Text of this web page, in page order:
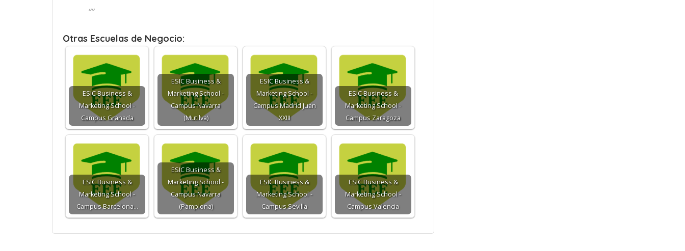
“”
Otras Escuelas de Negocio:
ESIC Business &
Marketing School -
Campus Granada
ESIC Business &
Marketing School -
Campus Navarra
(Mutilva)
ESIC Business &
Marketing School -
Campus Madrid Juan
XXIII
ESIC Business &
Marketing School -
Campus Zaragoza
ESIC Business &
Marketing School -
Campus Barcelona…
ESIC Business &
Marketing School -
Campus Navarra
(Pamplona)
ESIC Business &
Marketing School -
Campus Sevilla
ESIC Business &
Marketing School -
Campus Valencia